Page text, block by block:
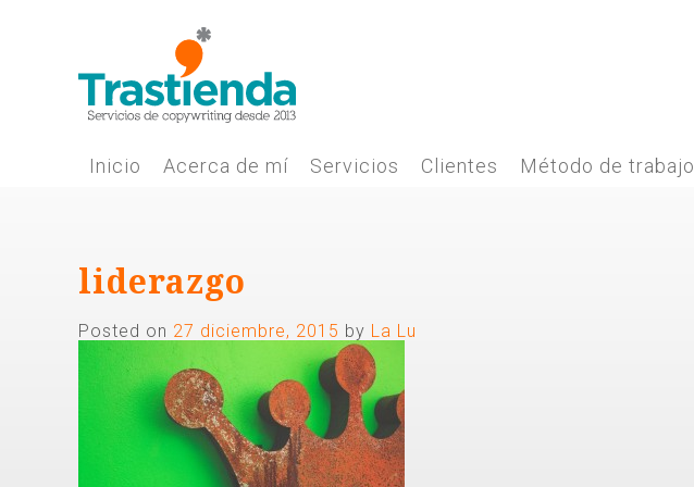
Inicio Acerca de mí Servicios Clientes Método de trabajo
liderazgo
Posted on 27 diciembre, 2015 by La Lu